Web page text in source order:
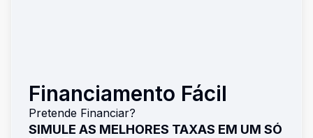
Financiamento Fácil
Pretende Financiar?
SIMULE AS MELHORES TAXAS EM UM SÓ